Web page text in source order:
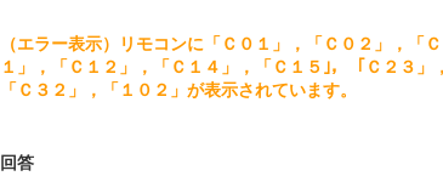
（エラー表示）リモコンに「Ｃ０１」，「Ｃ０２」，「
１」，「Ｃ１２」，「Ｃ１４」，「Ｃ１５｣，「Ｃ２３
「Ｃ３２」，「１０２」が表示されています。
回答